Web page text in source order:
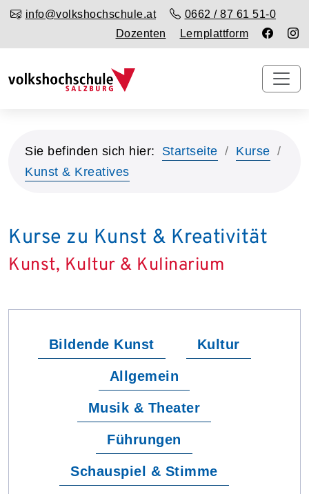
info@volkshochschule.at
0662 / 87 61 51-0
Dozenten
Lernplattform
Sie befinden sich hier: Startseite
Kurse
Kunst & Kreatives
Kurse zu Kunst & Kreativität
Kunst, Kultur & Kulinarium
Bildende Kunst Kultur
Allgemein
Musik & Theater
Führungen
Schauspiel & Stimme